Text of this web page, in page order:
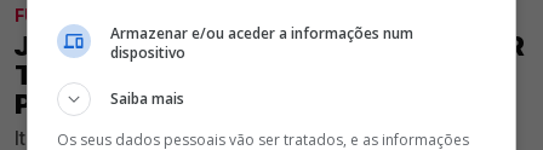
FUTEBOL
JUVENTUS ESTÁ EM CONTACTOS POR
TRUBIN E BENFICA JÁ DEFINIU VALOR
PARA VENDER GUARDA-REDES
Italianos já iniciaram conversas para tentar contratar o
Armazenar e/ou aceder a informações num
dispositivo
Saiba mais
Os seus dados pessoais vão ser tratados, e as informações